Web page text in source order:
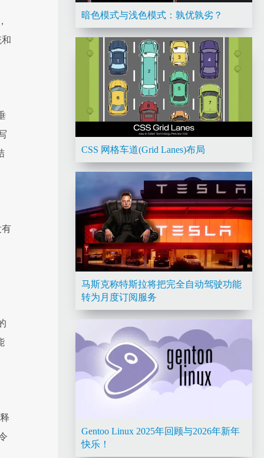
有
暗色模式与浅色模式：孰优孰劣？
CSS 网格车道(Grid Lanes)布局
马斯克称特斯拉将把完全自动驾驶功能
转为月度订阅服务
Gentoo Linux 2025年回顾与2026年新年
快乐！